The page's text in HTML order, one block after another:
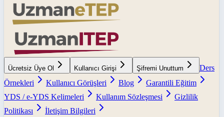
Ücretsiz Üye Ol Kullanıcı Girişi Şifremi Unuttum
Ders
Örnekleri
Kullanıcı Görüşleri Blog
Garantili Eğitim
YDS / e-YDS Kelimeleri
Kullanım Sözleşmesi
Gizlilik
Politikası
İletişim Bilgileri